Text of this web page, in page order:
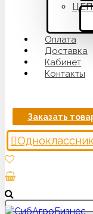
Оплата
Доставка
Кабинет
Контакты
Заказать